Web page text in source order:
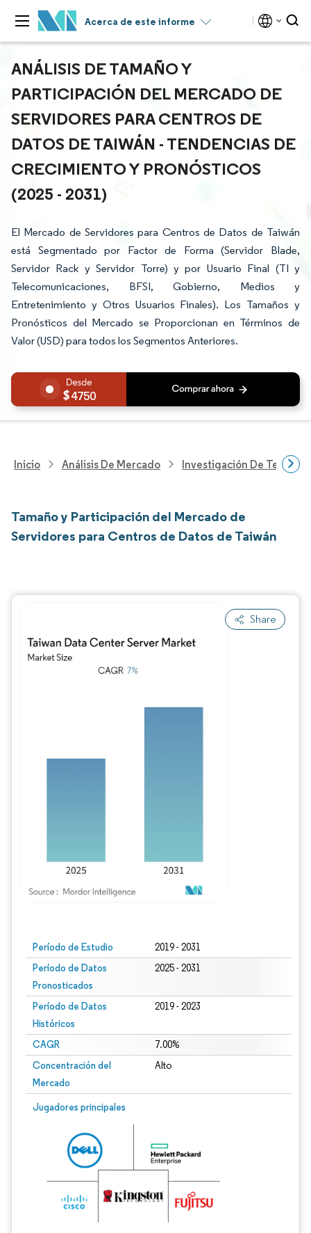
Acerca de este informe
ANÁLISIS DE TAMAÑO Y
PARTICIPACIÓN DEL MERCADO DE
SERVIDORES PARA CENTROS DE
DATOS DE TAIWÁN - TENDENCIAS DE
CRECIMIENTO Y PRONÓSTICOS
(2025 - 2031)
El Mercado de Servidores para Centros de Datos de Taiwán
está Segmentado por Factor de Forma (Servidor Blade,
Servidor Rack y Servidor Torre) y por Usuario Final (TI y
Telecomunicaciones, BFSI, Gobierno, Medios y
Entretenimiento y Otros Usuarios Finales). Los Tamaños y
Pronósticos del Mercado se Proporcionan en Términos de
Valor (USD) para todos los Segmentos Anteriores.
4750
Inicio Análisis De Mercado Investigación De
Tamaño y Participación del Mercado de
Servidores para Centros de Datos de Taiwán
Share
Período de Estudio 2019 - 2031
Período de Datos
Pronosticados
2025 - 2031
Período de Datos
Históricos
2019 - 2023
CAGR 7.00%
Concentración del
Mercado
Alto
Jugadores principales